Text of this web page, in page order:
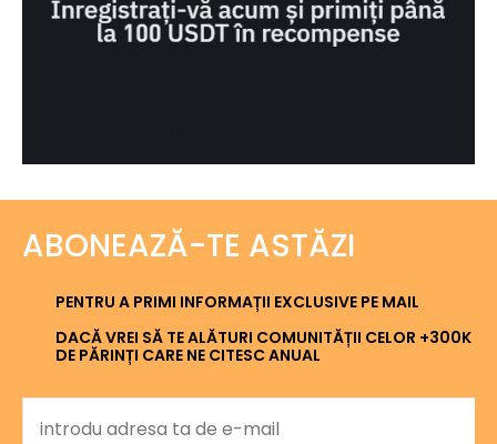
ABONEAZĂ-TE ASTĂZI
PENTRU A PRIMI INFORMAȚII EXCLUSIVE PE MAIL
DACĂ VREI SĂ TE ALĂTURI COMUNITĂȚII CELOR +300K
DE PĂRINȚI CARE NE CITESC ANUAL